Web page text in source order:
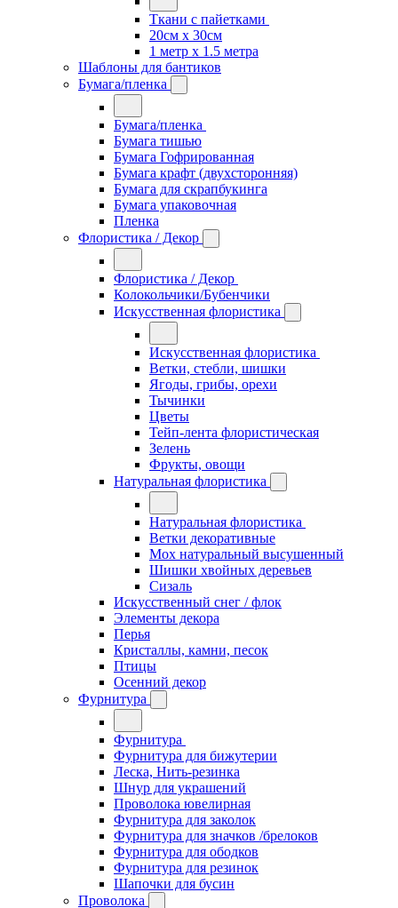
Ткани с пайетками
20см х 30см
1 метр х 1.5 метра
Шаблоны для бантиков
Бумага/пленка
Бумага/пленка
Бумага тишью
Бумага Гофрированная
Бумага крафт (двухсторонняя)
Бумага для скрапбукинга
Бумага упаковочная
Пленка
Флористика / Декор
Флористика / Декор
Колокольчики/Бубенчики
Искусственная флористика
Искусственная флористика
Ветки, стебли, шишки
Ягоды, грибы, орехи
Тычинки
Цветы
Тейп-лента флористическая
Зелень
Фрукты, овощи
Натуральная флористика
Натуральная флористика
Ветки декоративные
Мох натуральный высушенный
Шишки хвойных деревьев
Сизаль
Искусственный снег / флок
Элементы декора
Перья
Кристаллы, камни, песок
Птицы
Осенний декор
Фурнитура
Фурнитура
Фурнитура для бижутерии
Леска, Нить-резинка
Шнур для украшений
Проволока ювелирная
Фурнитура для заколок
Фурнитура для значков /брелоков
Фурнитура для ободков
Фурнитура для резинок
Шапочки для бусин
Проволока